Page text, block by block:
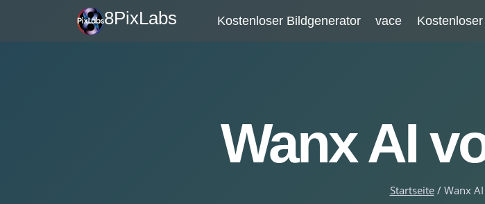
8PixLabs Kostenloser Bildgenerator vace
Wanx AI
Startseite / Wanx